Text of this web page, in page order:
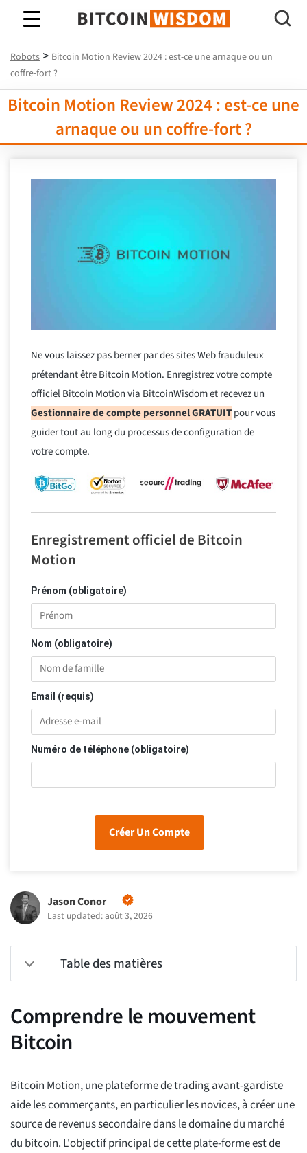
Bitcoin Sagesse
Robots > Bitcoin Motion Review 2024 : est-ce une arnaque ou un
coffre-fort ?
Bitcoin Motion Review 2024 : est-ce une
arnaque ou un coffre-fort ?
Ne vous laissez pas berner par des sites Web frauduleux
prétendant être Bitcoin Motion. Enregistrez votre compte
officiel Bitcoin Motion via BitcoinWisdom et recevez un
Gestionnaire de compte personnel GRATUITpour vous
guider tout au long du processus de configuration de
votre compte.
Enregistrement officiel de Bitcoin
Motion
Prénom (obligatoire)
Nom (obligatoire)
Email (requis)
Numéro de téléphone (obligatoire)
Créer Un Compte
Jason Conor
Last updated: août 3, 2026
Table des matières
Comprendre le mouvement
Bitcoin
Bitcoin Motion, une plateforme de trading avant-gardiste
aide les commerçants, en particulier les novices, à créer une
source de revenus secondaire dans le domaine du marché
du bitcoin. L'objectif principal de cette plate-forme est de